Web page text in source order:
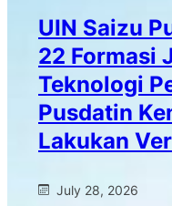
UIN Saizu
22 Formasi
Teknologi
Pusdatin
Lakukan
July 28, 2026